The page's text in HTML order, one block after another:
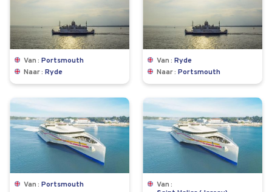
Van
Portsmouth
Naar
Ryde
Van
Ryde
Naar
Portsmouth
Van
Portsmouth
Van